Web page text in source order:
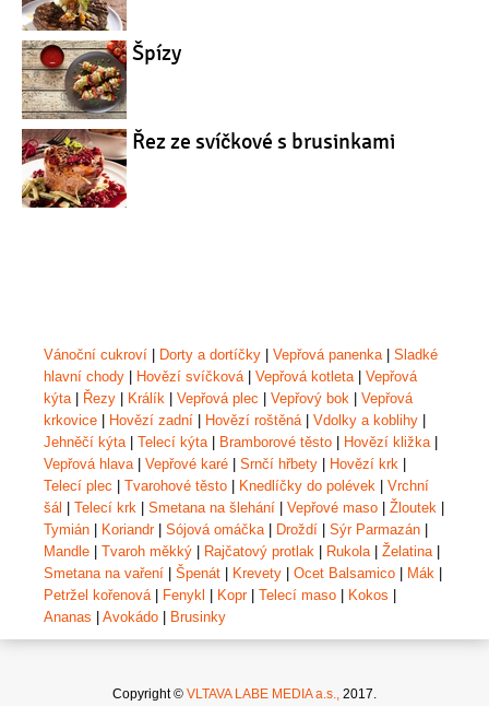
Špízy
Řez ze svíčkové s brusinkami
Vánoční cukroví Dorty a dortíčky Vepřová panenka| Sladké
hlavní chody
Hovězí svíčková| Vepřová kotleta| Vepřová
kýta| Řezy Králík Vepřová plec Vepřový bok
Vepřová
krkovice
Hovězí zadní Hovězí roštěná| Vdolky a koblihy
Jehněčí kýta| Telecí kýta| Bramborové těsto Hovězí kližka|
Vepřová hlava| Vepřové karé Srnčí hřbety Hovězí krk
Telecí plec
Tvarohové těsto Knedlíčky do polévek
Vrchní
šál
Telecí krk Smetana na šlehání Vepřové maso Žloutek
Tymián
Koriandr| Sójová omáčka| Droždí Sýr Parmazán
Mandle
Tvaroh měkký Rajčatový protlak Rukola| Želatina|
Smetana na vaření
Špenát Krevety Ocet Balsamico Mák
Petržel kořenová| Fenykl Kopr| Telecí maso Kokos
Ananas
Avokádo Brusinky
Copyright © VLTAVA LABE MEDIA a.s., 2017.